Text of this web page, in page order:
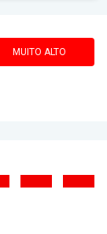
MUITO ALTO